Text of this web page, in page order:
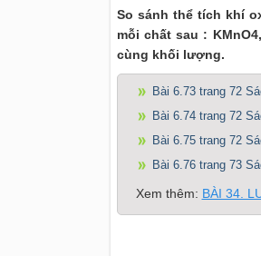
So sánh thể tích khí
mỗi chất sau :
cùng khối lượng.
Bài 6.73 trang 72
Bài 6.74 trang 72
Bài 6.75 trang 72
Bài 6.76 trang 73
Xem thêm: BÀI 34.